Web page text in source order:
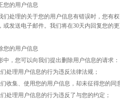
您的用户信息
们处理的关于您的用户信息有错误时，您有
或发送电子邮件。我们将在30天内回复您的更
您的用户信息
中，您可以向我们提出删除用户信息的请求：
处理用户信息的行为违反法律法规；
收集、使用您的用户信息，却未征得您的同
处理用户信息的行为违反了与您的约定；